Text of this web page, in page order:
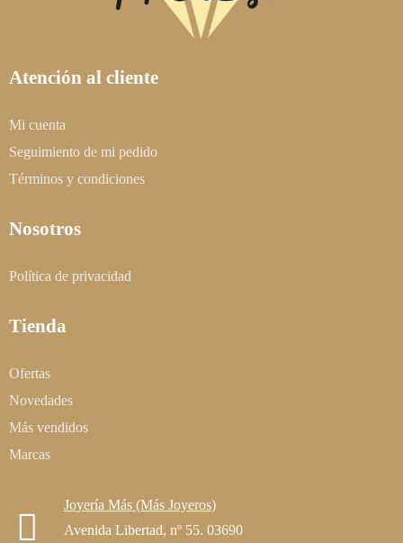
Atención al cliente
Mi cuenta
Seguimiento de mi pedido
Términos y condiciones
Nosotros
Política de privacidad
Tienda
Ofertas
Novedades
Más vendidos
Marcas
Joyería Más (Más Joyeros)
Avenida Libertad, nº 55. 03690